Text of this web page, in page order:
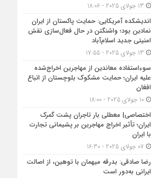
اندیشکده آمریکایی: حمایت پاکستان از ایران
نمادین بود؛ واشنگتن در حال فعال‌سازی نقش
امنیتی جدید اسلام‌آباد
سوءاستفاده معاندین از مهاجرین اخراج‌شده
علیه ایران؛ حمایت مشکوک بلوچستان از اتباع
افغان
10 جولای 2025 - 18:00
اختصاصی| معطلی بار تاجران پشت گمرک
ایران؛ تأثیر اخراج مهاجرین بر پشیمانی تجارت
با ایران
رضا صادقی: بدرقه میهمان با توهین، از اصالت
ایرانی به‌دور است